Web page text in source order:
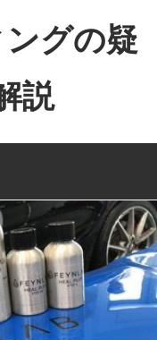
グの疑
説